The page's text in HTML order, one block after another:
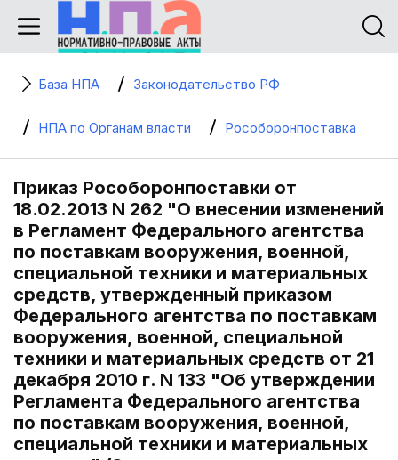
База НПА Законодательство РФ
НПА по Органам власти Рособоронпоставка
Приказ Рособоронпоставки от
18.02.2013 N 262 "О внесении изменений
в Регламент Федерального агентства
по поставкам вооружения, военной,
специальной техники и материальных
средств, утвержденный приказом
Федерального агентства по поставкам
вооружения, военной, специальной
техники и материальных средств от 21
декабря 2010 г. N 133 "Об утверждении
Регламента Федерального агентства
по поставкам вооружения, военной,
специальной техники и материальных